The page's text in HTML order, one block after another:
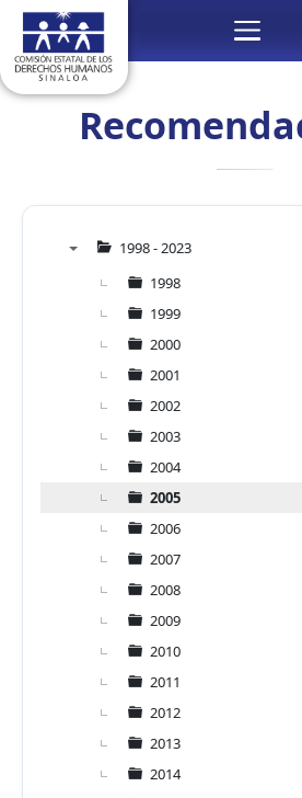
Menú
contenido
1998 - 2023
1998
1999
2000
2001
2002
2003
2004
2005
2006
2007
2008
2009
2010
2011
2012
2013
2014